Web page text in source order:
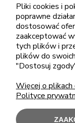
Pliki cookies i
poprawne
dostosować
zaakceptować
tych plików i
plików do
"Dostosuj
Więcej o
Polityce